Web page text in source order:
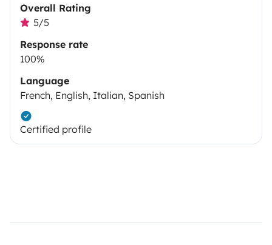
Overall Rating
5/5
Response rate
100%
Language
French, English, Italian, Spanish
Certified profile